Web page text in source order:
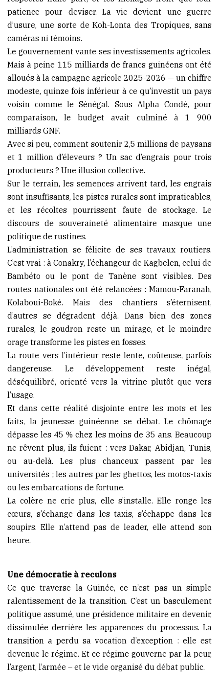
patience pour deviser. La vie devient une guerre
d’usure, une sorte de Koh-Lonta des Tropiques, sans
caméras ni témoins.
Le gouvernement vante ses investissements agricoles.
Mais à peine 115 milliards de francs guinéens ont été
alloués à la campagne agricole 2025-2026 — un chiffre
modeste, quinze fois inférieur à ce qu’investit un pays
voisin comme le Sénégal. Sous Alpha Condé, pour
comparaison, le budget avait culminé à 1 900
milliards GNF.
Avec si peu, comment soutenir 2,5 millions de paysans
et 1 million d’éleveurs ? Un sac d’engrais pour trois
producteurs ? Une illusion collective.
Sur le terrain, les semences arrivent tard, les engrais
sont insuffisants, les pistes rurales sont impraticables,
et les récoltes pourrissent faute de stockage. Le
discours de souveraineté alimentaire masque une
politique de rustines.
L’administration se félicite de ses travaux routiers.
C’est vrai : à Conakry, l’échangeur de Kagbelen, celui de
Bambéto ou le pont de Tanène sont visibles. Des
routes nationales ont été relancées : Mamou-Faranah,
Kolaboui-Boké. Mais des chantiers s’éternisent,
d’autres se dégradent déjà. Dans bien des zones
rurales, le goudron reste un mirage, et le moindre
orage transforme les pistes en fosses.
La route vers l’intérieur reste lente, coûteuse, parfois
dangereuse. Le développement reste inégal,
déséquilibré, orienté vers la vitrine plutôt que vers
l’usage.
Et dans cette réalité disjointe entre les mots et les
faits, la jeunesse guinéenne se débat. Le chômage
dépasse les 45 % chez les moins de 35 ans. Beaucoup
ne rêvent plus, ils fuient : vers Dakar, Abidjan, Tunis,
ou au-delà. Les plus chanceux passent par les
universités ; les autres par les ghettos, les motos-taxis
ou les embarcations de fortune.
La colère ne crie plus, elle s’installe. Elle ronge les
cœurs, s’échange dans les taxis, s’échappe dans les
soupirs. Elle n’attend pas de leader, elle attend son
heure.
Une démocratie à reculons
Ce que traverse la Guinée, ce n’est pas un simple
ralentissement de la transition. C’est un basculement
politique assumé, une présidence militaire en devenir,
dissimulée derrière les apparences du processus. La
transition a perdu sa vocation d’exception : elle est
devenue le régime. Et ce régime gouverne par la peur,
l’argent, l’armée – et le vide organisé du débat public.